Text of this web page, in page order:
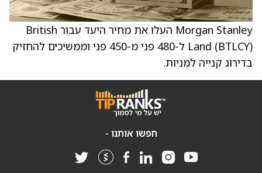
Morgan Stanley העלו את מחיר היעד עבור British
Land (BTLCY) ל-480 פני מ-450 פני וממשיכים להחזיק
בדירוג קנייה למניות.
חפשו אותנו -